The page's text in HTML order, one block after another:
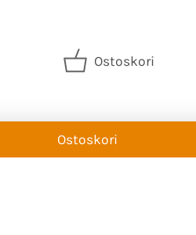
Ostoskori
Ostoskori